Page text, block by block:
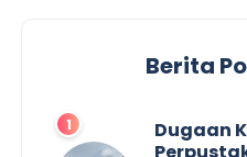
Berita
Dugaan